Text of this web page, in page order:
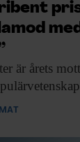
är årets